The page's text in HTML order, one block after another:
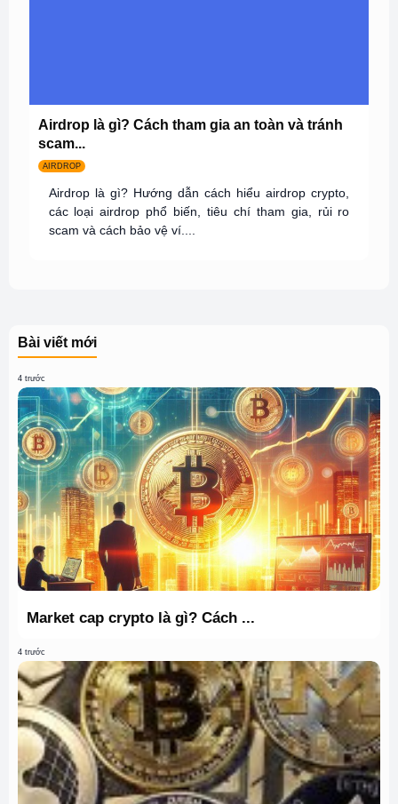
Airdrop là gì? Cách tham gia an toàn và tránh
scam...
AIRDROP
Airdrop là gì? Hướng dẫn cách hiểu airdrop crypto,
các loại airdrop phổ biến, tiêu chí tham gia, rủi ro
scam và cách bảo vệ ví....
Bài viết mới
4 trước
Market cap crypto là gì? Cách ...
4 trước